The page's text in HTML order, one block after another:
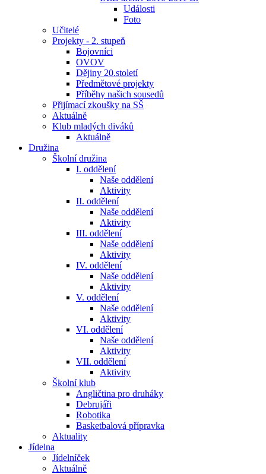
Události
Foto
Učitelé
Projekty - 2. stupeň
Bojovníci
OVOV
Dějiny 20.století
Předmětové projekty
Příběhy našich sousedů
Přijímací zkoušky na SŠ
Aktuálně
Klub mladých diváků
Aktuálně
Družina
Školní družina
I. oddělení
Naše oddělení
Aktivity
II. oddělení
Naše oddělení
Aktivity
III. oddělení
Naše oddělení
Aktivity
IV. oddělení
Naše oddělení
Aktivity
V. oddělení
Naše oddělení
Aktivity
VI. oddělení
Naše oddělení
Aktivity
VII. oddělení
Aktivity
Školní klub
Angličtina pro druháky
Debrujáři
Robotika
Basketbalová přípravka
Aktuality
Jídelna
Jídelníček
Aktuálně